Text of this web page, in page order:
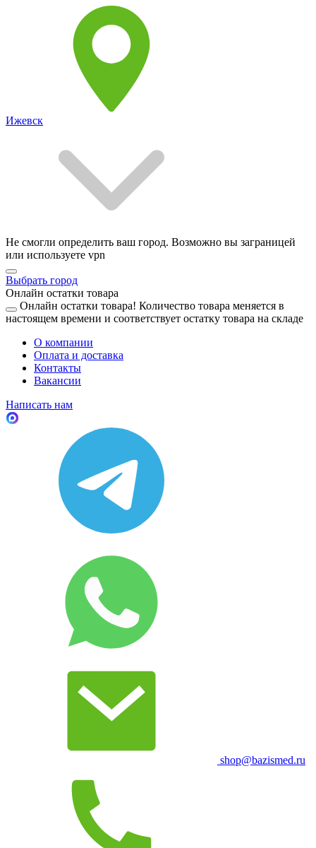
Ижевск
Не смогли определить ваш город. Возможно вы заграницей
или используете vpn
Выбрать город
Онлайн остатки товара
Онлайн остатки товара! Количество товара меняется в
настоящем времени и соответствует остатку товара на складе
О компании
Оплата и доставка
Контакты
Вакансии
Написать нам
shop@bazismed.ru